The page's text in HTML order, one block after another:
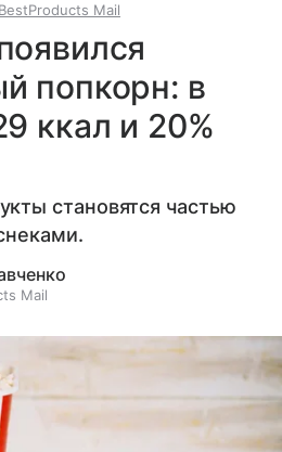
BestProducts Mail
попкорн: в
ккал и 20%
становятся частью
Mail